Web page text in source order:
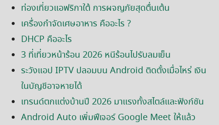
ท่องเที่ยวแอฟริกาใต้ การผจญภัยสุดตื่นเต้น
เครื่องกำจัดเศษอาหาร คืออะไร ?
DHCP คืออะไร
3 ที่เที่ยวหน้าร้อน 2026 หนีร้อนไปรับลมเย็น
ระวังแอป IPTV ปลอมบน Android ติดตั้งเมื่อไหร่ เงิน
ในบัญชีอาจหายได้
เทรนด์ตกแต่งบ้านปี 2026 มาแรงทั้งสไตล์และฟังก์ชัน
Android Auto เพิ่มฟีเจอร์ Google Meet ให้แล้ว